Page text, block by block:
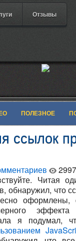
Отзывы
ПОЛЕЗНОЕ
ссылок
2997
Читая
обнаружил, что
оформлены,
я подумал,